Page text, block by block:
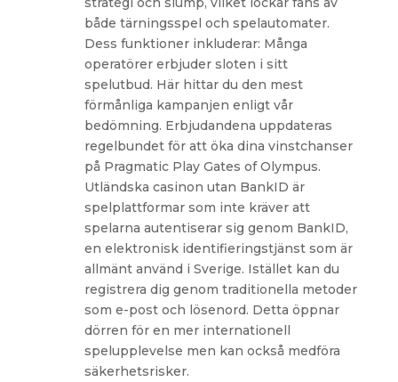
både tärningsspel och spelautomater.
Dess funktioner inkluderar: Många
operatörer erbjuder sloten i sitt
spelutbud. Här hittar du den mest
förmånliga kampanjen enligt vår
bedömning. Erbjudandena uppdateras
regelbundet för att öka dina vinstchanser
på Pragmatic Play Gates of Olympus.
Utländska casinon utan BankID är
spelplattformar som inte kräver att
spelarna autentiserar sig genom BankID,
en elektronisk identifieringstjänst som är
allmänt använd i Sverige. Istället kan du
registrera dig genom traditionella metoder
som e-post och lösenord. Detta öppnar
dörren för en mer internationell
spelupplevelse men kan också medföra
säkerhetsrisker.